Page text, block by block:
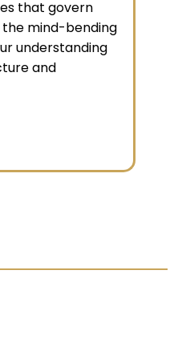
that govern
the mind-bending
understanding
and